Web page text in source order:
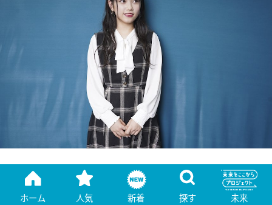
そのメンバーが人気かどうかも関係ない、容赦のないジ
ャッジの結果、彼女は17人目のメンバーとして名前を
ホーム 人気 新着 探す 未来